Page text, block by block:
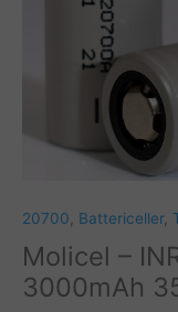
20700 Battericeller,
Molicel –
3000mAh